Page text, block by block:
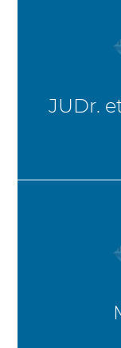
JUDr.